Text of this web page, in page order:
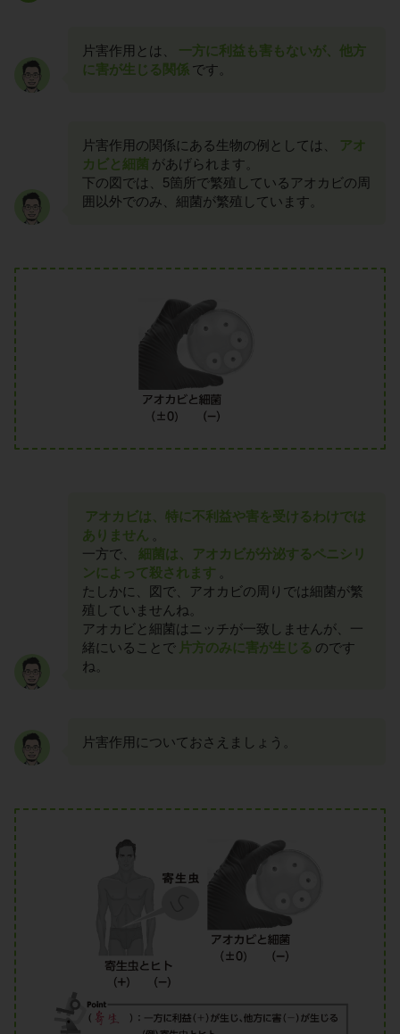
片害作用とは、
一方に利益も害もないが、他方
に害が生じる関係 です。
片害作用の関係にある生物の例としては、
アオ
カビと細菌 があげられます。
下の図では、5箇所で繁殖しているアオカビの周
囲以外でのみ、細菌が繁殖しています。
アオカビは、特に不利益や害を受けるわけでは
ありません
一方で、
細菌は、アオカビが分泌するペニシリ
ンによって殺されます
たしかに、図で、アオカビの周りでは細菌が繁
殖していませんね。
アオカビと細菌はニッチが一致しませんが、一
緒にいることで 片方のみに害が生じる のです
ね。
片害作用についておさえましょう。